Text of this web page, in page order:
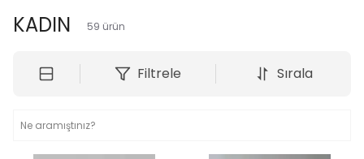
KADIN 59 ürün
Filtrele Sırala